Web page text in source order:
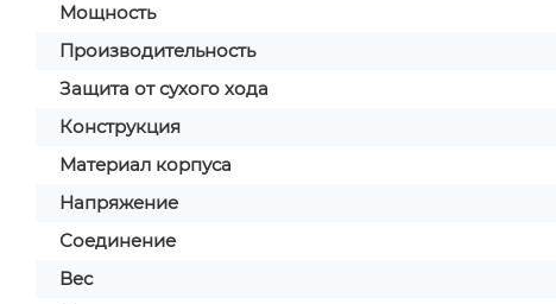
Мощность
Производительность
Защита от сухого хода
Конструкция
Материал корпуса
Напряжение
Соединение
Вес